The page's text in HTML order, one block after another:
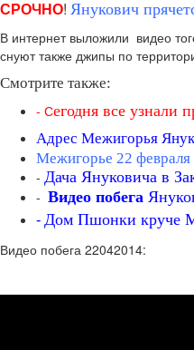
СРОЧНО! Янукович
В интернет выложили видео
снуют также джипы по
Смотрите также:
- Сегодня все узнали
Адрес Межигорья
Межигорье 22 февраля
- Дача Януковича в
- Видео побега
- Дом Пшонки круче
Видео побега 22042014: